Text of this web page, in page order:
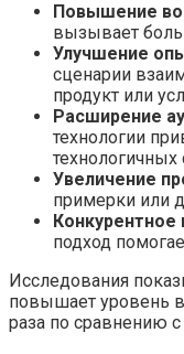
Повышение
вызывает
Улучшение
сценарии
продукт или
Расширение
технологии
технологичных
Увеличение
примерки или
подход
Исследования
повышает уровень
раза по сравнению